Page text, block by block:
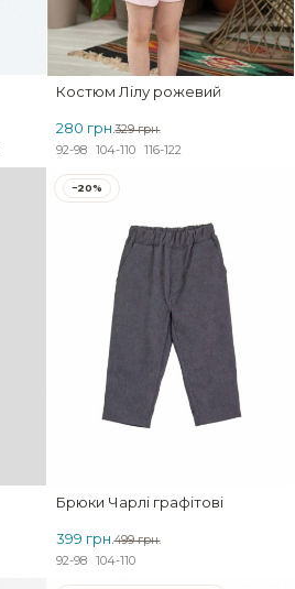
Костюм Лілу рожевий
329 грн.
280 грн.
92-98 104-110 116-122
−20%
Брюки Чарлі графітові
499 грн.
399 грн.
92-98 104-110